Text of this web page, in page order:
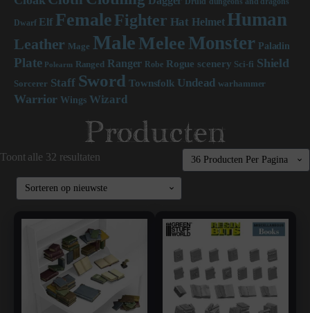
Dwarf Elf FemaleFighter Hat Helmet Human
Leather Mage MaleMeleeMonster Paladin
Plate Polearm Ranged Ranger Robe Rogue scenery Sci-fi Shield
Sorcerer Staff Sword Townsfolk Undead warhammer
Warrior Wings Wizard
Producten
Toont alle 32 resultaten